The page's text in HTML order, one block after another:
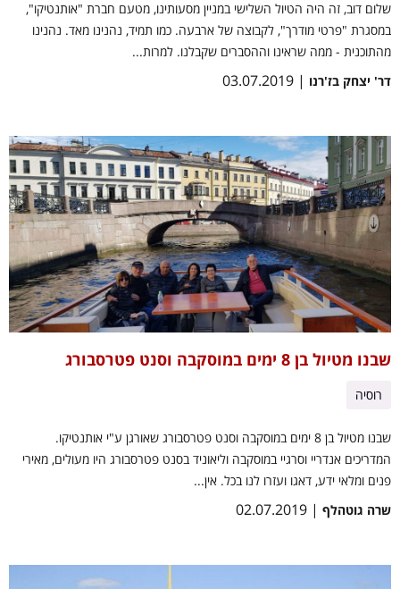
שלום דוב, זה היה הטיול השלישי במניין מסעותינו, מטעם חברת "אותנטיקו",
במסגרת "פרטי מודרך", לקבוצה של ארבעה. כמו תמיד, נהנינו מאד. נהנינו
מהתוכנית - ממה שראינו וההסברים שקבלנו. למרות...
דר' יצחק בז'רנו | 03.07.2019
שבנו מטיול בן 8 ימים במוסקבה וסנט פטרסבורג
רוסיה
שבנו מטיול בן 8 ימים במוסקבה וסנט פטרסבורג שאורגן ע"י אותנטיקו.
המדריכים אנדריי וסרגיי במוסקבה וליאוניד בסנט פטרסבורג היו מעולים, מאירי
פנים ומלאי ידע, דאגו ועזרו לנו בכל. אין...
שרה גוטהלף | 02.07.2019